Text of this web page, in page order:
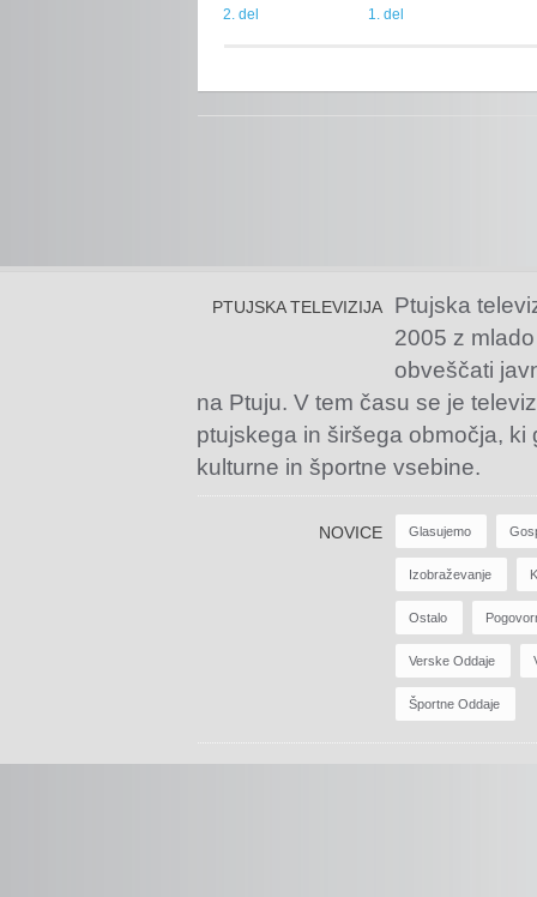
2. del
1. del
PTUJSKA TELEVIZIJA
Ptujska
2005 z
obveščati
na Ptuju. V tem času se je
ptujskega in širšega območja,
kulturne in športne vsebine.
NOVICE Glasujemo
Izobraževanje
Ostalo
Verske Oddaje
Športne Oddaje